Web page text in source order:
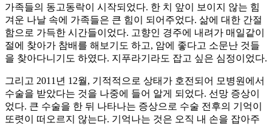
가족들의 동고동락이 시작되었다. 한 치 앞이 보이지 않는 힘
겨운 나날 속에 가족들은 큰 힘이 되어주었다. 삶에 대한 간절
함으로 가득한 시간들이었다. 고향인 경주에 내려가 매일같이
절에 찾아가 참배를 해보기도 하고, 암에 좋다고 소문난 것들
을 찾아다니기도 하였다. 지푸라기라도 잡고 싶은 심정이었다.
그리고 2011년 12월, 기적적으로 상태가 호전되어 모병원에서
수술을 받았다는 것을 나중에 들어 알게 되었다. 선망 증상이
었다. 큰 수술을 한 뒤 나타나는 증상으로 수술 전후의 기억이
또렷이 떠오르지 않는다. 기억나는 것은 오직 내 손을 잡아주